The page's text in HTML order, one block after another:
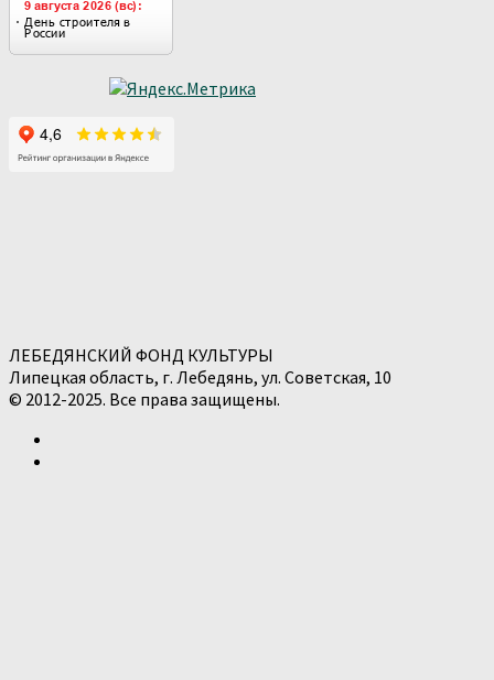
ЛЕБЕДЯНСКИЙ ФОНД КУЛЬТУРЫ
Липецкая область, г. Лебедянь, ул. Советская, 10
© 2012-2025. Все права защищены.